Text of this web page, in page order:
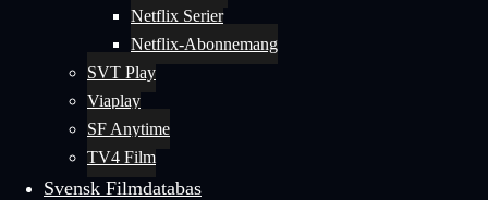
Netflix Serier
Netflix-Abonnemang
SVT Play
Viaplay
SF Anytime
TV4 Film
Svensk Filmdatabas